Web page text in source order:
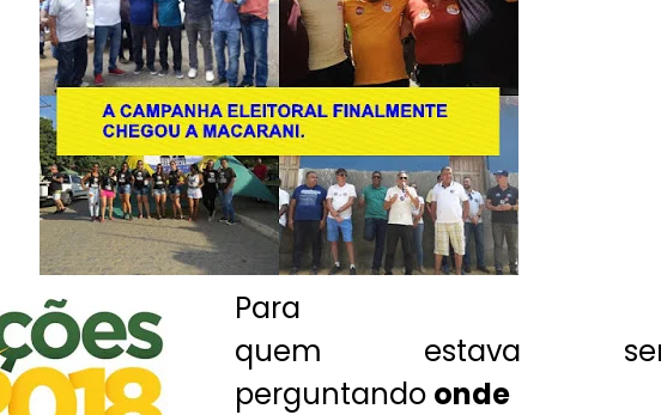
Para
quem estava
perguntando onde